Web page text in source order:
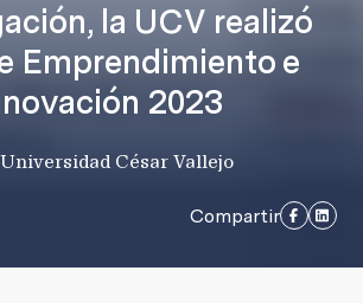
la UCV realizó
Emprendimiento e
2023
César Vallejo
Compartir